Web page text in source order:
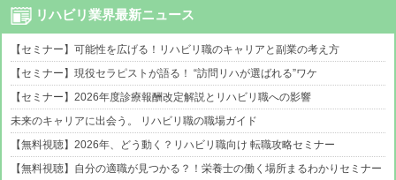
リハビリ業界最新ニュース
【セミナー】可能性を広げる！リハビリ職のキャリアと副業の考え方
【セミナー】現役セラピストが語る！ “訪問リハが選ばれる”ワケ
【セミナー】2026年度診療報酬改定解説とリハビリ職への影響
未来のキャリアに出会う。 リハビリ職の職場ガイド
【無料視聴】2026年、どう動く？リハビリ職向け 転職攻略セミナー
【無料視聴】自分の適職が見つかる？！栄養士の働く場所まるわかりセミナー